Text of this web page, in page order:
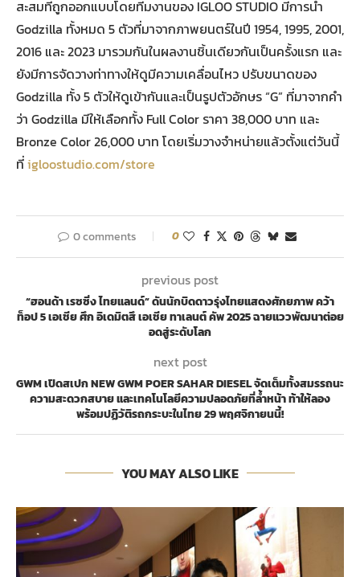
สะสมที่ถูกออกแบบโดยทีมงานของ IGLOO STUDIO มีการนำ
Godzilla ทั้งหมด 5 ตัวที่มาจากภาพยนตร์ในปี 1954, 1995, 2001,
2016 และ 2023 มารวมกันในผลงานชิ้นเดียวกันเป็นครั้งแรก และ
ยังมีการจัดวางท่าทางให้ดูมีความเคลื่อนไหว ปรับขนาดของ
Godzilla ทั้ง 5 ตัวให้ดูเข้ากันและเป็นรูปตัวอักษร “G” ที่มาจากคำ
ว่า Godzilla มีให้เลือกทั้ง Full Color ราคา 38,000 บาท และ
Bronze Color 26,000 บาท โดยเริ่มวางจำหน่ายแล้วตั้งแต่วันนี้
ที่igloostudio.com/store
0 comments 0
previous post
“ฮอนด้า เรซซิ่ง ไทยแลนด์” ดันนักบิดดาวรุ่งไทยแสดงศักยภาพ คว้า
ท็อป 5 เอเชีย ศึก อิเดมิตสึ เอเชีย ทาเลนต์ คัพ 2025 ฉายแววพัฒนาต่อย
อดสู่ระดับโลก
next post
GWM เปิดสเปก NEW GWM POER SAHAR DIESEL จัดเต็มทั้งสมรรถนะ
ความสะดวกสบาย และเทคโนโลยีความปลอดภัยที่ล้ำหน้า ท้าให้ลอง
พร้อมปฏิวัติรถกระบะในไทย 29 พฤศจิกายนนี้!
YOU MAY ALSO LIKE